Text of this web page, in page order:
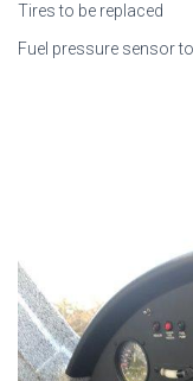
Tires to be replaced
Fuel pressure sensor